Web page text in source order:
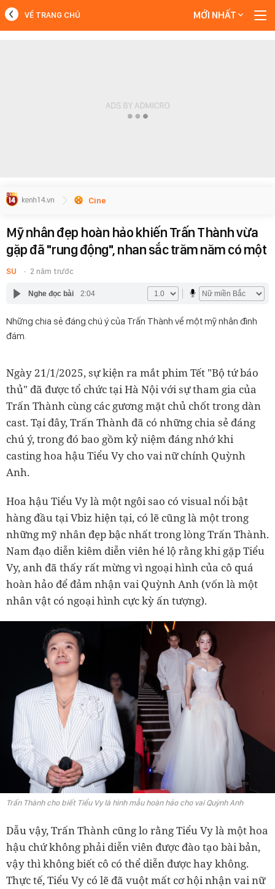
VỀ TRANG CHỦ MỚI NHẤT
Cine
Mỹ nhân đẹp hoàn hảo khiến Trấn Thành vừa
gặp đã "rung động", nhan sắc trăm năm có một
SU 2 năm trước
Nghe đọc bài 2:04
Những chia sẻ đáng chú ý của Trấn Thành về một mỹ nhân đình
đám.
Ngày 21/1/2025, sự kiện ra mắt phim Tết "Bộ tứ báo
thủ" đã được tổ chức tại Hà Nội với sự tham gia của
Trấn Thành cùng các gương mặt chủ chốt trong dàn
cast. Tại đây, Trấn Thành đã có những chia sẻ đáng
chú ý, trong đó bao gồm kỷ niệm đáng nhớ khi
casting hoa hậu Tiểu Vy cho vai nữ chính Quỳnh
Anh.
Hoa hậu Tiểu Vy là một ngôi sao có visual nổi bật
hàng đầu tại Vbiz hiện tại, có lẽ cũng là một trong
những mỹ nhân đẹp bậc nhất trong lòng Trấn Thành.
Nam đạo diễn kiêm diễn viên hé lộ rằng khi gặp Tiểu
Vy, anh đã thấy rất mừng vì ngoại hình của cô quá
hoàn hảo để đảm nhận vai Quỳnh Anh (vốn là một
nhân vật có ngoại hình cực kỳ ấn tượng).
Trấn Thành cho biết Tiểu Vy là hình mẫu hoàn hảo cho vai Quỳnh Anh
Dẫu vậy, Trấn Thành cũng lo rằng Tiểu Vy là một hoa
hậu chứ không phải diễn viên được đào tạo bài bản,
vậy thì không biết cô có thể diễn được hay không.
Thực tế, Tiểu Vy có lẽ đã vuột mất cơ hội nhận vai nữ